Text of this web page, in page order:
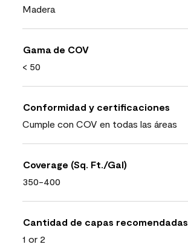
Madera
Gama de COV
< 50
Conformidad y certificaciones
Cumple con COV en todas las áreas
Coverage (Sq. Ft./Gal)
350-400
Cantidad de capas recomendadas
1 or 2